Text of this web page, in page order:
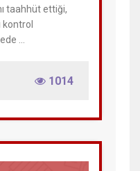
taahhüt ettiği,
kontrol
...
1014